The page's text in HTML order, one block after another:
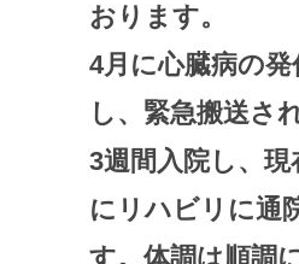
おります。
4月に心臓病の発
し、緊急搬送さ
3週間入院し、現
にリハビリに通
す。体調は順調